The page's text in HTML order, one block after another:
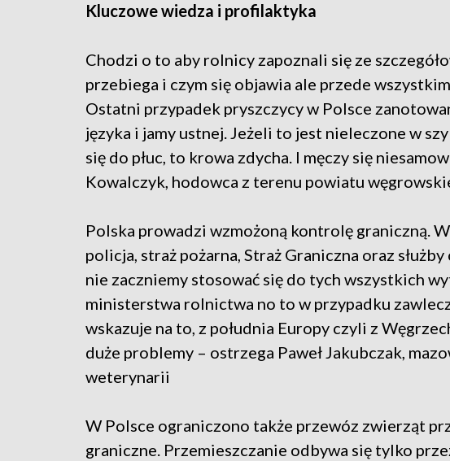
Kluczowe wiedza i profilaktyka
Chodzi o to aby rolnicy zapoznali się ze
przebiega i czym się objawia ale przede
Ostatni przypadek pryszczycy w Polsce
języka i jamy ustnej. Jeżeli to jest nieleczone w
się do płuc, to krowa zdycha. I męczy się
Kowalczyk, hodowca z terenu powiatu
Polska prowadzi wzmożoną kontrolę graniczną. W
policja, straż pożarna, Straż Graniczna oraz
nie zaczniemy stosować się do tych wszystkich
ministerstwa rolnictwa no to w przypadku
wskazuje na to, z południa Europy czyli z
duże problemy – ostrzega Paweł Jakubczak,
weterynarii
W Polsce ograniczono także przewóz zwierząt
graniczne. Przemieszczanie odbywa się tylko